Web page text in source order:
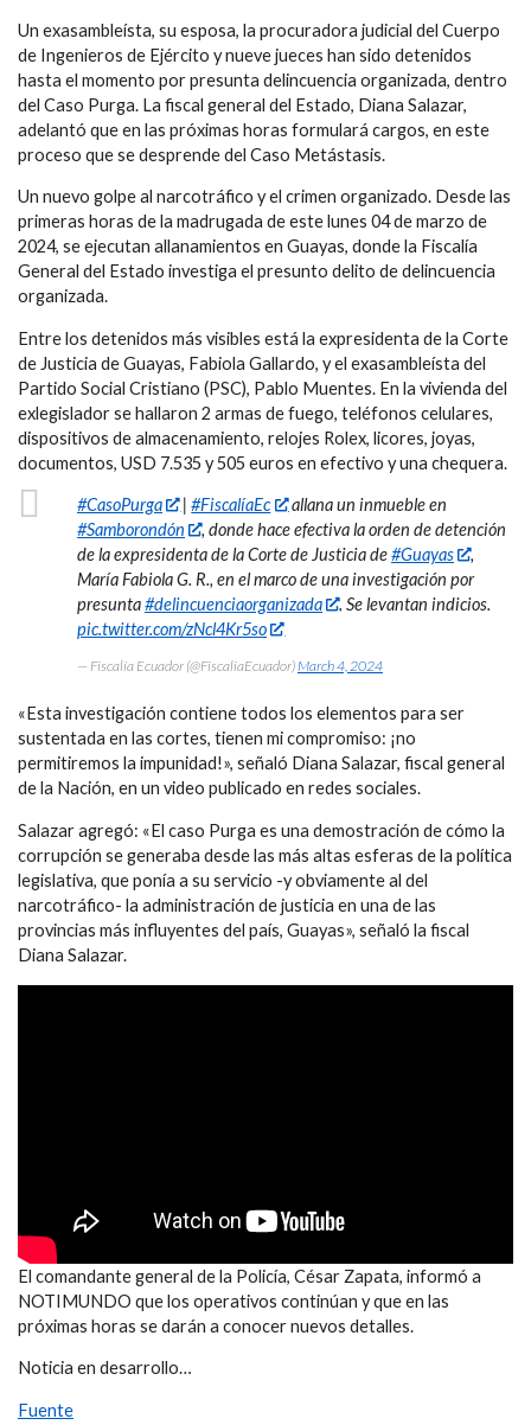
Un exasambleísta, su esposa, la procuradora judicial del Cuerpo
de Ingenieros de Ejército y nueve jueces han sido detenidos
hasta el momento por presunta delincuencia organizada, dentro
del Caso Purga. La fiscal general del Estado, Diana Salazar,
adelantó que en las próximas horas formulará cargos, en este
proceso que se desprende del Caso Metástasis.
Un nuevo golpe al narcotráfico y el crimen organizado. Desde las
primeras horas de la madrugada de este lunes 04 de marzo de
2024, se ejecutan allanamientos en Guayas, donde la Fiscalía
General del Estado investiga el presunto delito de delincuencia
organizada.
Entre los detenidos más visibles está la expresidenta de la Corte
de Justicia de Guayas, Fabiola Gallardo, y el exasambleísta del
Partido Social Cristiano (PSC), Pablo Muentes. En la vivienda del
exlegislador se hallaron 2 armas de fuego, teléfonos celulares,
dispositivos de almacenamiento, relojes Rolex, licores, joyas,
documentos, USD 7.535 y 505 euros en efectivo y una chequera.
#CasoPurga |#FiscalíaEc
allana un inmueble en
#Samborondón
, donde hace efectiva la orden de detención
de la expresidenta de la Corte de Justicia de#Guayas
,
María Fabiola G. R., en el marco de una investigación por
presunta#delincuenciaorganizada
. Se levantan indicios.
pic.twitter.com/zNcl4Kr5so
— Fiscalía Ecuador (@FiscaliaEcuador)March 4, 2024
«Esta investigación contiene todos los elementos para ser
sustentada en las cortes, tienen mi compromiso: ¡no
permitiremos la impunidad!», señaló Diana Salazar, fiscal general
de la Nación, en un video publicado en redes sociales.
Salazar agregó: «El caso Purga es una demostración de cómo la
corrupción se generaba desde las más altas esferas de la política
legislativa, que ponía a su servicio -y obviamente al del
narcotráfico- la administración de justicia en una de las
provincias más influyentes del país, Guayas», señaló la fiscal
Diana Salazar.
El comandante general de la Policía, César Zapata, informó a
NOTIMUNDO que los operativos continúan y que en las
próximas horas se darán a conocer nuevos detalles.
Noticia en desarrollo…
Fuente